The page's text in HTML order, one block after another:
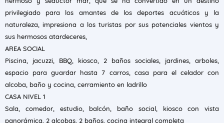
privilegiado para los amantes de los deportes acuáticos y la
naturaleza, impresiona a los turistas por sus potenciales vientos y
sus hermosos atardeceres,
AREA SOCIAL
Piscina, jacuzzi, BBQ, kiosco, 2 baños sociales, jardines, arboles,
espacio para guardar hasta 7 carros, casa para el celador con
alcoba, baño y cocina, cerramiento en ladrillo
CASA NIVEL 1
Sala, comedor, estudio, balcón, baño social, kiosco con vista
panorámica, 2 alcobas, 2 baños, cocina integral completa